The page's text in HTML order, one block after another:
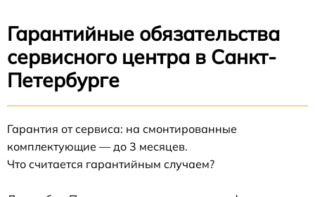
Гарантийные обязательства
сервисного центра в Санкт-
Петербурге
Гарантия от сервиса: на смонтированные
комплектующие — до 3 месяцев.
Что считается гарантийным случаем?